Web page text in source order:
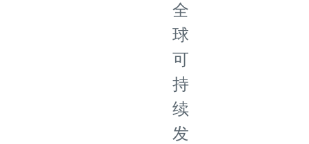
全
球
可
持
续
发